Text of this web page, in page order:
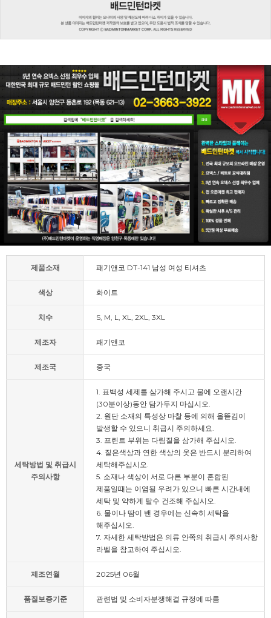
제품소재 패기앤코 DT-141 남성 여성 티셔츠
색상 화이트
치수 S, M, L, XL, 2XL, 3XL
제조자 패기앤코
제조국 중국
세탁방법 및 취급시
주의사항
1. 표백성 세제를 삼가해 주시고 물에 오랜시간
(30분이상)동안 담가두지 마십시오.
2. 원단 소재의 특성상 마찰 등에 의해 올뜯김이
발생할 수 있으니 취급시 주의하세요.
3. 프린트 부위는 다림질을 삼가해 주십시오.
4. 짙은색상과 연한 색상의 옷은 반드시 분리하여
세탁해주십시오.
5. 소재나 색상이 서로 다른 부분이 혼합된
제품일때는 이염될 우려가 있으니 빠른 시간내에
세탁 및 약하게 탈수 건조해 주십시오.
6. 물이나 땀이 밴 경우에는 신속히 세탁을
해주십시오.
7. 자세한 세탁방법은 의류 안쪽의 취급시 주의사항
라벨을 참고하여 주십시오.
제조연월 2025년 06월
품질보증기준 관련법 및 소비자분쟁해결 규정에 따름